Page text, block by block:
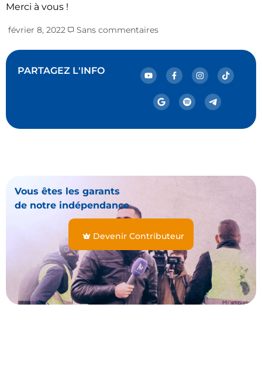
Merci à vous !
février 8, 2022 Sans commentaires
PARTAGEZ L'INFO
Vous êtes les garants
de notre indépendance
Devenir Contributeur